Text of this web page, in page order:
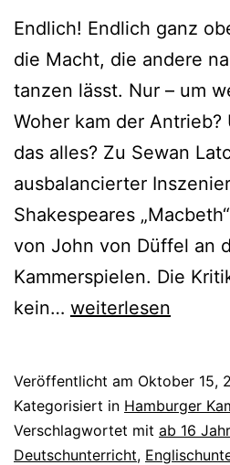
Endlich! Endlich ganz
die Macht, die andere
tanzen lässt. Nur – um
Woher kam der
das alles? Zu Sewan
ausbalancierter
Shakespeares
von John von Düffel an
Kammerspielen. Die
kein… Macbeth
weiterlesen
Veröffentlicht am Oktober 15,
Kategorisiert in Hamburger
Verschlagwortet mit ab 16
Deutschunterricht,